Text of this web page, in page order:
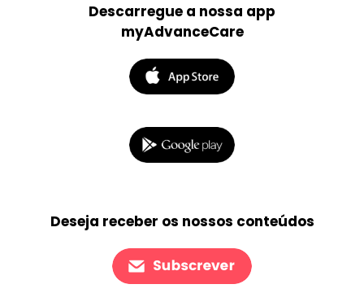
Descarregue a nossa app
myAdvanceCare
Deseja receber os nossos conteúdos